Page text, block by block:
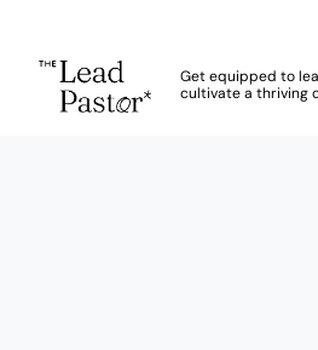
Get equipped to
cultivate a thriving